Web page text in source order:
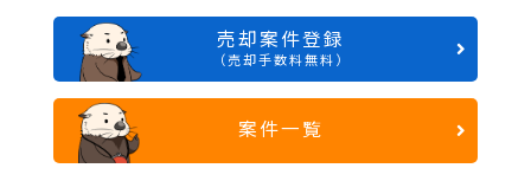
売却案件登録
（売却手数料無料）
案件一覧